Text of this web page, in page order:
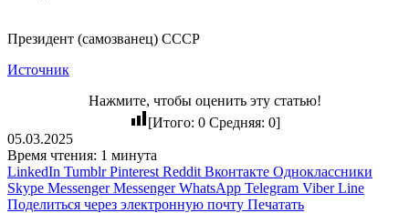
Президент (самозванец) СССР
Источник
Нажмите, чтобы оценить эту статью!
[Итого: 0Средняя: 0]
05.03.2025
Время чтения: 1 минута
LinkedIn Tumblr Pinterest Reddit Вконтакте Одноклассники
Skype Messenger Messenger WhatsApp Telegram Viber Line
Поделиться через электронную почту Печатать